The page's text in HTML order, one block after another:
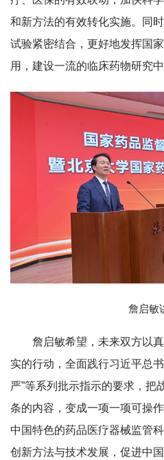
和新方法的有效转化实施。同
试验紧密结合，更好地发挥国
用，建设一流的临床药物研究中
詹启敏
詹启敏希望，未来双方以
实的行动，全面践行习近平总
严”等系列批示指示的要求，把
条的内容，变成一项一项可操
中国特色的药品医疗器械监管
创新方法与技术发展，促进中